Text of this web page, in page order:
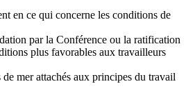
en ce qui concerne les conditions de
par la Conférence ou la ratification
plus favorables aux travailleurs
mer attachés aux principes du travail